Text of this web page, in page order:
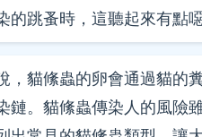
的跳蚤時，這聽起來有點
，貓絛蟲的卵會通過貓的
鏈。貓絛蟲傳染人的風險